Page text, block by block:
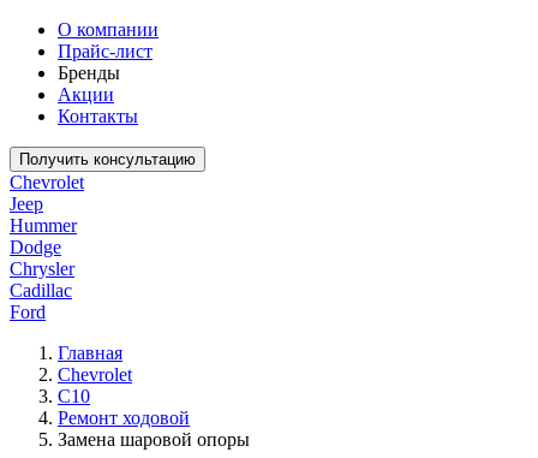
О компании
Прайс-лист
Бренды
Акции
Контакты
Получить консультацию
Chevrolet
Jeep
Hummer
Dodge
Chrysler
Cadillac
Ford
Главная
Chevrolet
C10
Ремонт ходовой
Замена шаровой опоры